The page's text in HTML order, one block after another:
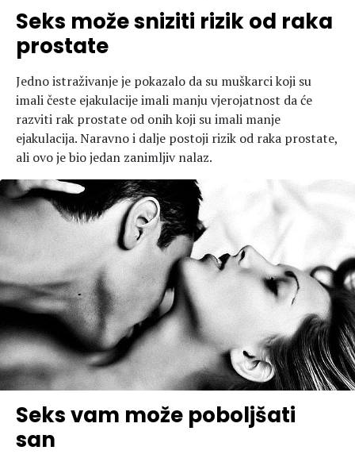
Seks može sniziti rizik od raka
prostate
Jedno istraživanje je pokazalo da su muškarci koji su
imali česte ejakulacije imali manju vjerojatnost da će
razviti rak prostate od onih koji su imali manje
ejakulacija. Naravno i dalje postoji rizik od raka prostate,
ali ovo je bio jedan zanimljiv nalaz.
Seks vam može poboljšati
san